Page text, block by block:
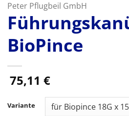
Peter Pflugbeil GmbH
BioPince
75,11 €
Variante